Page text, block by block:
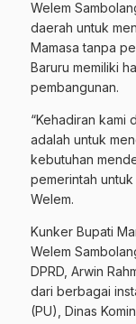
​Welem
daerah untuk
Mamasa tanpa
Baruru memiliki
pembangunan.
​“Kehadiran kami
adalah untuk
kebutuhan
pemerintah
Welem.
Kunker Bupati
Welem
DPRD, Arwin
dari berbagai
(PU), Dinas